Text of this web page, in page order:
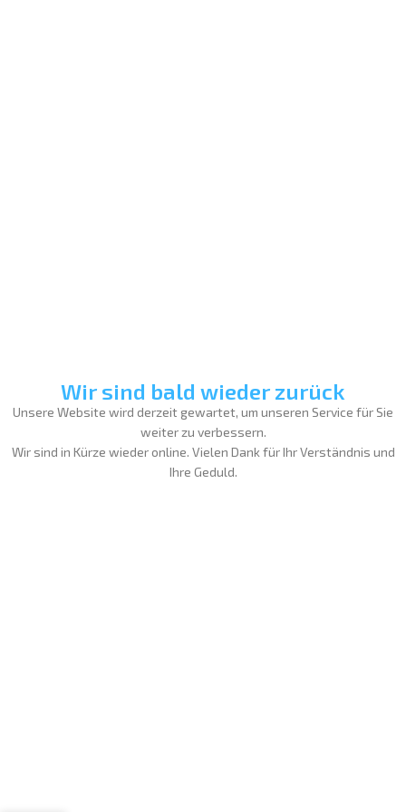
Wir sind bald wieder zurück
Unsere Website wird derzeit gewartet, um unseren Service für Sie
weiter zu verbessern.
Wir sind in Kürze wieder online. Vielen Dank für Ihr Verständnis und
Ihre Geduld.